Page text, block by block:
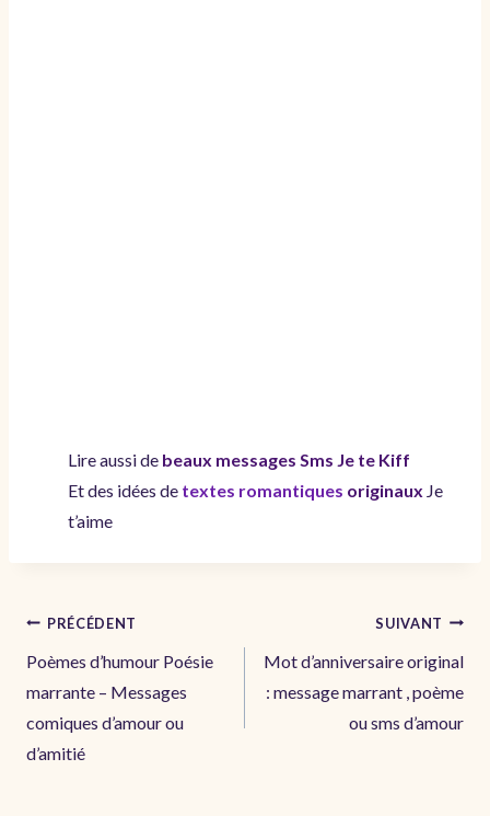
Lire aussi de beaux messages Sms Je te Kiff
Et des idées de textes romantiques originaux Je
t’aime
Navigation
de
l’article
PRÉCÉDENT
Poèmes d’humour Poésie
marrante – Messages
comiques d’amour ou
d’amitié
SUIVANT
Mot d’anniversaire original
: message marrant , poème
ou sms d’amour